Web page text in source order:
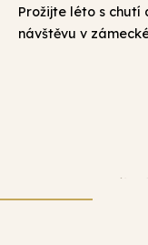
Prožijte léto s chutí
návštěvu v